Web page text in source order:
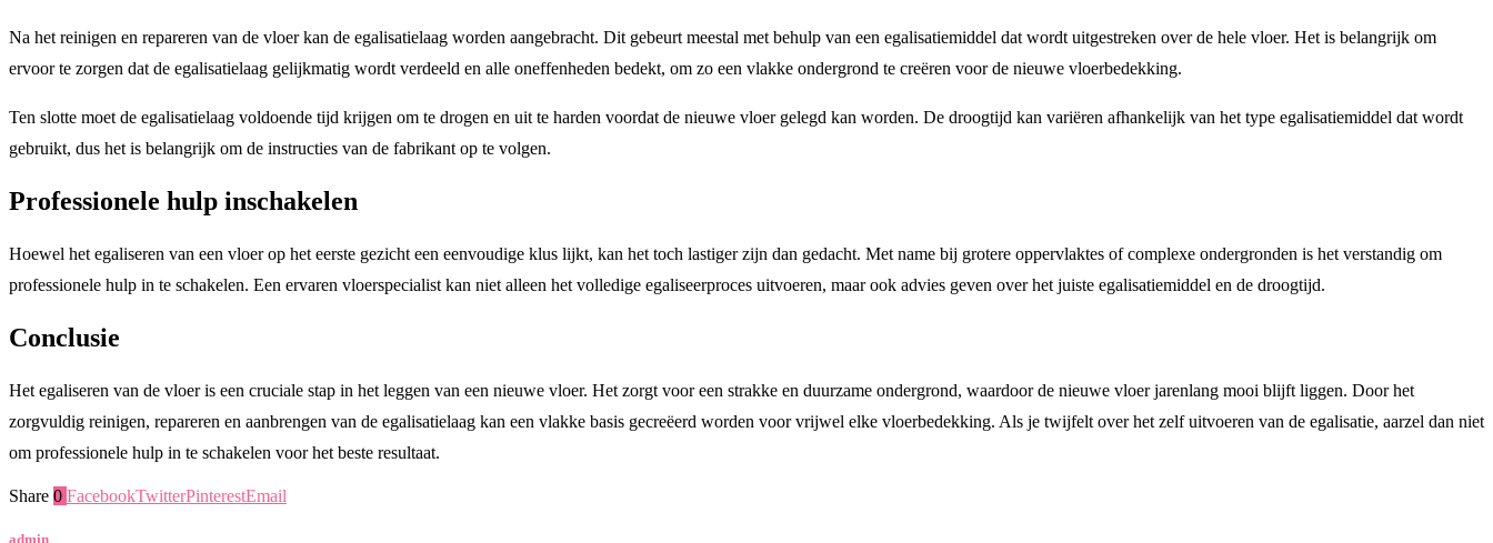
Na het reinigen en repareren van de vloer kan de egalisatielaag worden aangebracht. Dit gebeurt meestal met behulp van een egalisatiemiddel dat wordt uitgestreken over de hele vloer. Het is belangrijk om
ervoor te zorgen dat de egalisatielaag gelijkmatig wordt verdeeld en alle oneffenheden bedekt, om zo een vlakke ondergrond te creëren voor de nieuwe vloerbedekking.
Ten slotte moet de egalisatielaag voldoende tijd krijgen om te drogen en uit te harden voordat de nieuwe vloer gelegd kan worden. De droogtijd kan variëren afhankelijk van het type egalisatiemiddel dat wordt
gebruikt, dus het is belangrijk om de instructies van de fabrikant op te volgen.
Professionele hulp inschakelen
Hoewel het egaliseren van een vloer op het eerste gezicht een eenvoudige klus lijkt, kan het toch lastiger zijn dan gedacht. Met name bij grotere oppervlaktes of complexe ondergronden is het verstandig om
professionele hulp in te schakelen. Een ervaren vloerspecialist kan niet alleen het volledige egaliseerproces uitvoeren, maar ook advies geven over het juiste egalisatiemiddel en de droogtijd.
Conclusie
Het egaliseren van de vloer is een cruciale stap in het leggen van een nieuwe vloer. Het zorgt voor een strakke en duurzame ondergrond, waardoor de nieuwe vloer jarenlang mooi blijft liggen. Door het
zorgvuldig reinigen, repareren en aanbrengen van de egalisatielaag kan een vlakke basis gecreëerd worden voor vrijwel elke vloerbedekking. Als je twijfelt over het zelf uitvoeren van de egalisatie, aarzel dan niet
om professionele hulp in te schakelen voor het beste resultaat.
Share 0 FacebookTwitterPinterestEmail
admin